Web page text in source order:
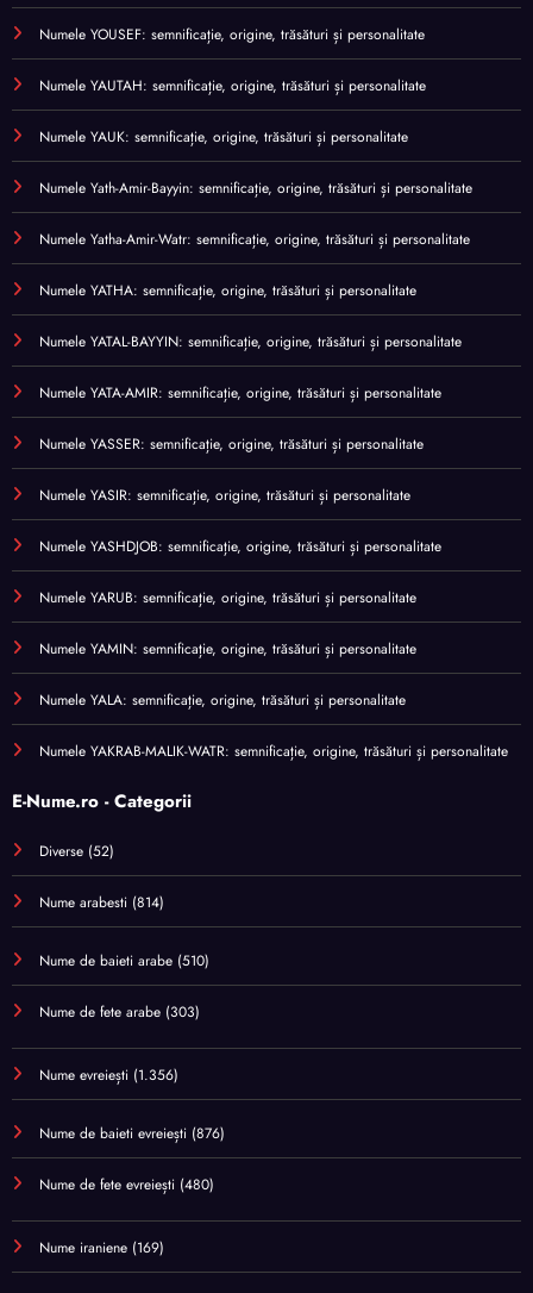
Numele YOUSEF: semnificație, origine, trăsături și personalitate
Numele YAUTAH: semnificație, origine, trăsături și personalitate
Numele YAUK: semnificație, origine, trăsături și personalitate
Numele Yath-Amir-Bayyin: semnificație, origine, trăsături și personalitate
Numele Yatha-Amir-Watr: semnificație, origine, trăsături și personalitate
Numele YATHA: semnificație, origine, trăsături și personalitate
Numele YATAL-BAYYIN: semnificație, origine, trăsături și personalitate
Numele YATA-AMIR: semnificație, origine, trăsături și personalitate
Numele YASSER: semnificație, origine, trăsături și personalitate
Numele YASIR: semnificație, origine, trăsături și personalitate
Numele YASHDJOB: semnificație, origine, trăsături și personalitate
Numele YARUB: semnificație, origine, trăsături și personalitate
Numele YAMIN: semnificație, origine, trăsături și personalitate
Numele YALA: semnificație, origine, trăsături și personalitate
Numele YAKRAB-MALIK-WATR: semnificație, origine, trăsături și personalitate
E-Nume.ro - Categorii
Diverse (52)
Nume arabesti (814)
Nume de baieti arabe (510)
Nume de fete arabe (303)
Nume evreiești (1.356)
Nume de baieti evreiești (876)
Nume de fete evreiești (480)
Nume iraniene (169)